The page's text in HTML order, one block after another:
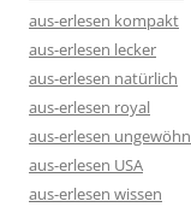
aus-erlesen kompakt
aus-erlesen lecker
aus-erlesen natürlich
aus-erlesen royal
aus-erlesen
aus-erlesen USA
aus-erlesen wissen